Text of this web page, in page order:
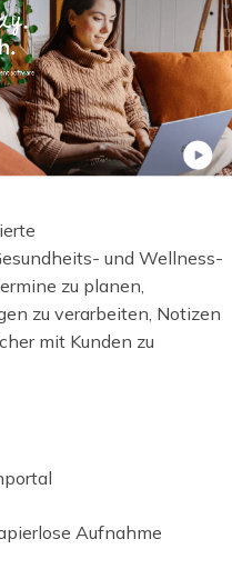
und Wellness-
zu planen,
zu verarbeiten, Notizen
mit Kunden zu
Aufnahme